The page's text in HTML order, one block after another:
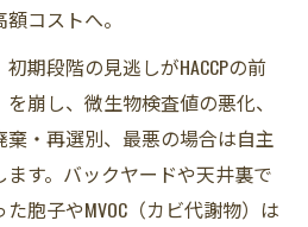
コストへ。
期段階の見逃しがHACCPの前
崩し、微生物検査値の悪化、
・再選別、最悪の場合は自主
す。バックヤードや天井裏で
胞子やMVOC（カビ代謝物）は